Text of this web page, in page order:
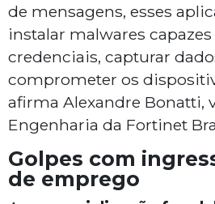
de mensagens, esses
instalar malwares
credenciais, capturar
comprometer os
afirma Alexandre Bonatti,
Engenharia da Fortinet
Golpes com
de emprego